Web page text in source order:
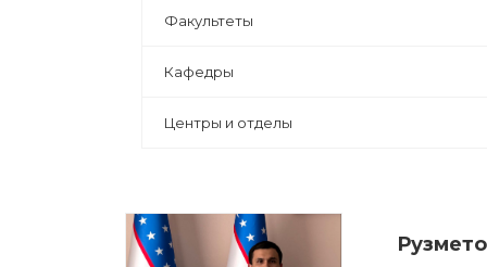
Факультеты
Кафедры
Центры и отделы